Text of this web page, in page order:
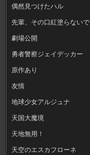
偶然見つけたハル
先輩、その口紅塗らないで
劇場公開
勇者警察ジェイデッカー
原作あり
友情
地球少女アルジュナ
天国大魔境
天地無用！
天空のエスカフローネ